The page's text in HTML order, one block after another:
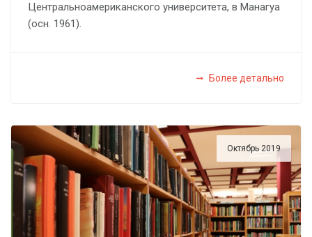
Центральноамериканского университета, в Манагуа
(осн. 1961).
Более детально
Октябрь 2019